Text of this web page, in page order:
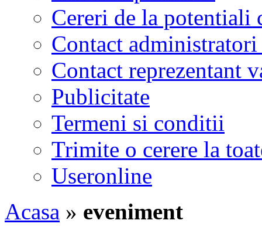
Cereri de la potentiali
Contact
Contact reprezentant
Publicitate
Termeni si conditii
Trimite o cerere la
Useronline
Acasa » eveniment